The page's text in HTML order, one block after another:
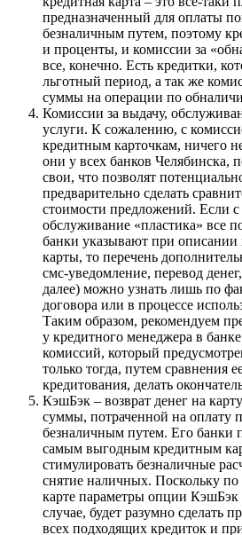
предназначенный для оплаты
безналичным путем, поэтому
и проценты, и комиссии за
все, конечно. Есть кредитки,
льготный период, а так же
суммы на операции по
Комиссии за выдачу,
услуги. К сожалению, с
кредитным карточкам, ничего
они у всех банков Челябинска,
свои, что позволят
предварительно сделать
стоимости предложений. Если
обслуживание «пластика» все
банки указывают при описании
карты, то перечень
смс-уведомление, перевод
далее) можно узнать лишь по
договора или в процессе
Таким образом, рекомендуем
у кредитного менеджера в
комиссий, который
только тогда, путем сравнения
кредитования, делать
КэшБэк – возврат денег на
суммы, потраченной на оплату
безналичным путем. Его банки
самым выгодным кредитным
стимулировать безналичные
снятие наличных. Поскольку
карте параметры опции
случае, будет разумно сделать
всех подходящих кредиток и